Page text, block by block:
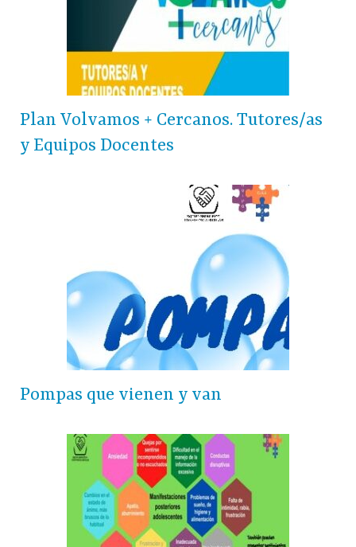
Plan Volvamos + Cercanos. Tutores/as
y Equipos Docentes
Pompas que vienen y van